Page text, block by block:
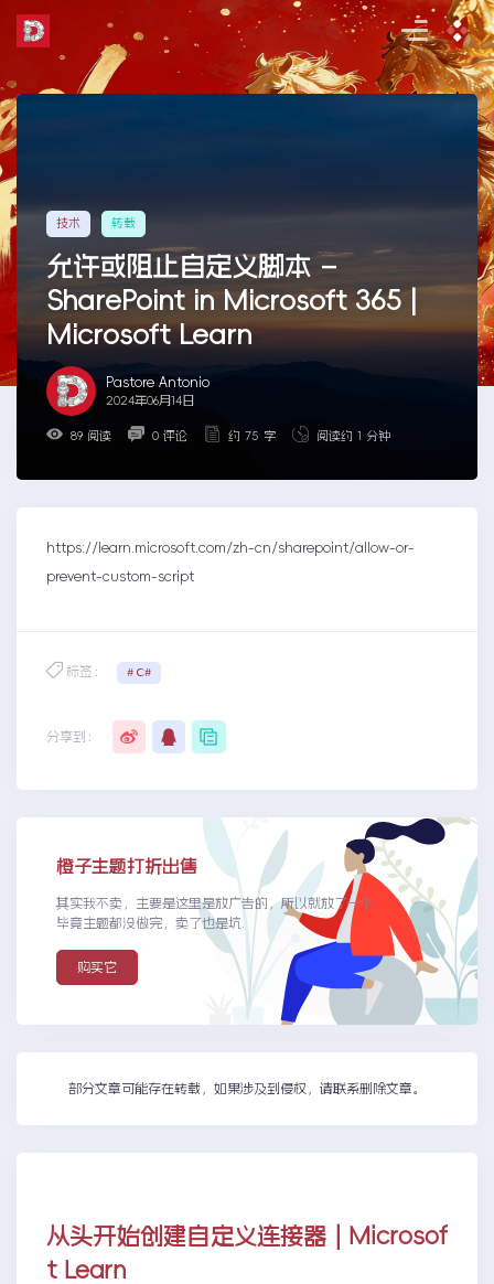
the
技术 转载
允许或阻止自定义脚本 –
SharePoint in Microsoft 365 |
Microsoft Learn
Pastore Antonio
2024年06月14日
89 阅读 0 评论 约 75 字 阅读约 1 分钟
https://learn.microsoft.com/zh-cn/sharepoint/allow-or-
prevent-custom-script
标签： # C#
分享到：
橙子主题打折出售
其实我不卖，主要是这里是放广告的，所以就放了一个
毕竟主题都没做完，卖了也是坑.
购买它
部分文章可能存在转载，如果涉及到侵权，请联系删除文章。
从头开始创建自定义连接器 | Microsof
t Learn